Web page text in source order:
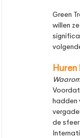
Green
willen
Huren
Voordat
hadden
de